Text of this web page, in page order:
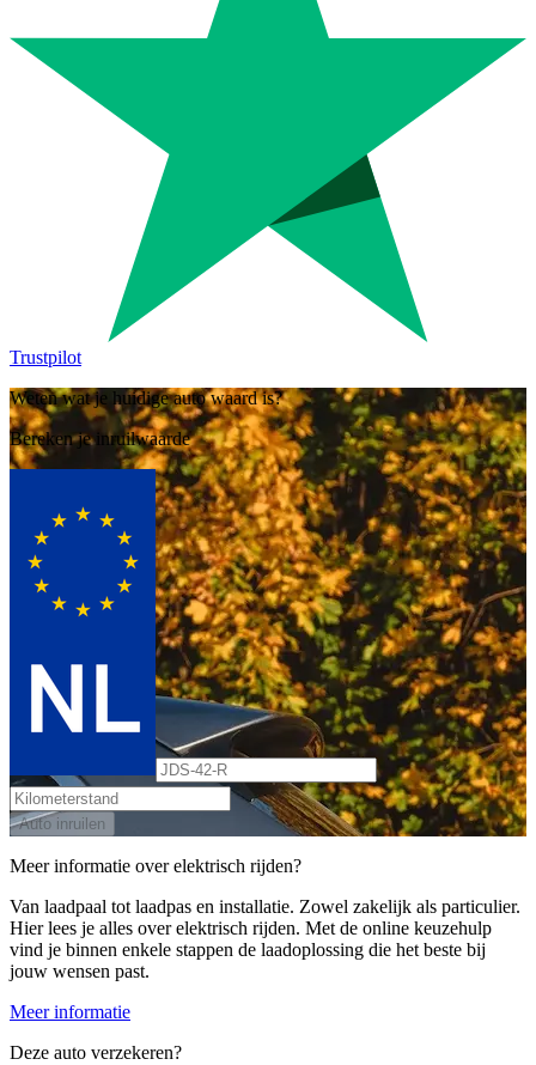
Trustpilot
Weten wat je huidige auto waard is?
Bereken je inruilwaarde
Auto inruilen
Meer informatie over elektrisch rijden?
Van laadpaal tot laadpas en installatie. Zowel zakelijk als particulier.
Hier lees je alles over elektrisch rijden. Met de online keuzehulp
vind je binnen enkele stappen de laadoplossing die het beste bij
jouw wensen past.
Meer informatie
Deze auto verzekeren?